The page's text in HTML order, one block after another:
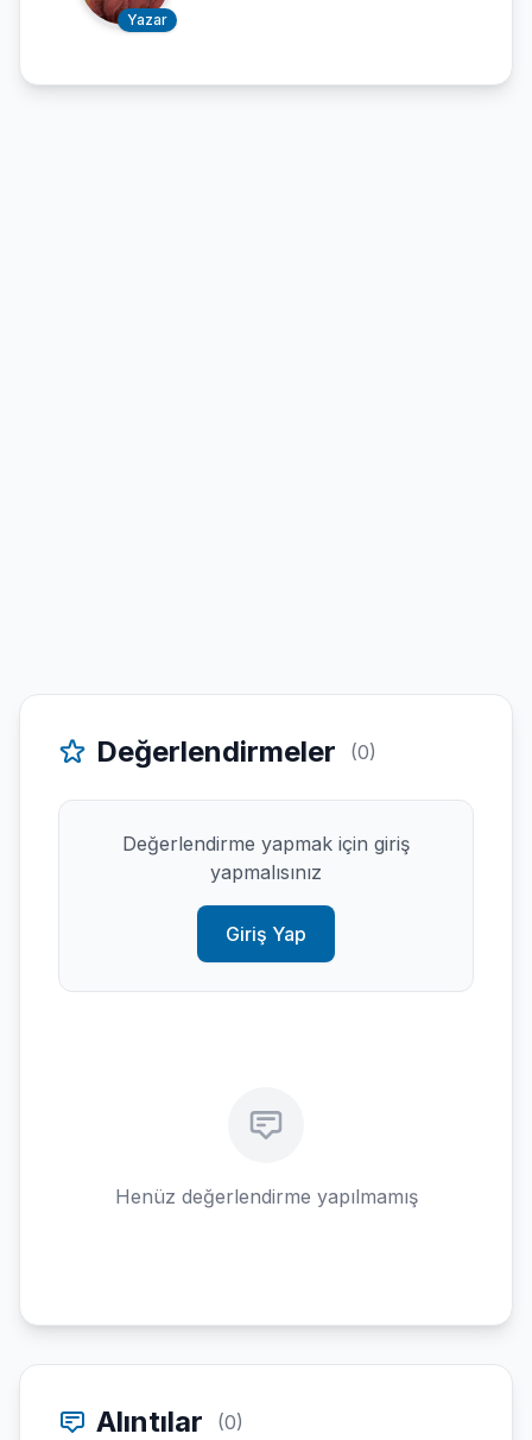
Yazar
Değerlendirmeler (0)
Değerlendirme yapmak için giriş
yapmalısınız
Giriş Yap
Henüz değerlendirme yapılmamış
Alıntılar (0)